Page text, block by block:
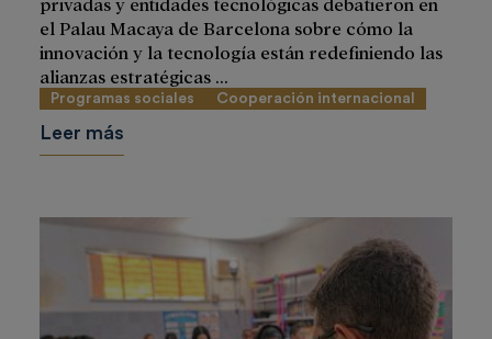
el Palau Macaya de Barcelona sobre cómo la
innovación y la tecnología están redefiniendo las
alianzas estratégicas ...
Programas sociales Cooperación internacional
Leer más